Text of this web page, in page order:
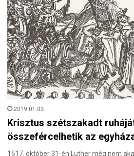
2019.01.03.
Krisztus szétszakadt
összefércelhetik az
1517. október 31-én Luther még nem